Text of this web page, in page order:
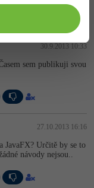
30.9.2013 10:33
sem publikuji svou
27.10.2013 16:16
JavaFX? Určitě by se to
návody nejsou..